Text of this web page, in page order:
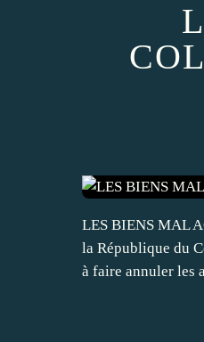
LES BIENS MAL
la République du
à faire annuler les